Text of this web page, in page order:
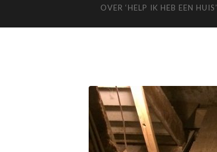
OVER ‘HELP IK HEB EEN HUIS’